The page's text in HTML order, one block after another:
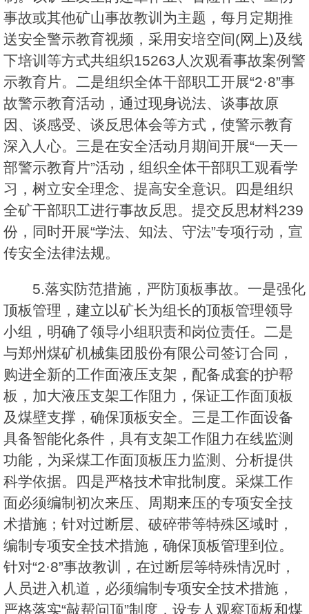
事故或其他矿山事故教训为主题，每月定期推
送安全警示教育视频，采用安培空间(网上)及线
下培训等方式共组织15263人次观看事故案例警
示教育片。二是组织全体干部职工开展“2·8”事
故警示教育活动，通过现身说法、谈事故原
因、谈感受、谈反思体会等方式，使警示教育
深入人心。三是在安全活动月期间开展“一天一
部警示教育片”活动，组织全体干部职工观看学
习，树立安全理念、提高安全意识。四是组织
全矿干部职工进行事故反思。提交反思材料239
份，同时开展“学法、知法、守法”专项行动，宣
传安全法律法规。
5.落实防范措施，严防顶板事故。一是强化
顶板管理，建立以矿长为组长的顶板管理领导
小组，明确了领导小组职责和岗位责任。二是
与郑州煤矿机械集团股份有限公司签订合同，
购进全新的工作面液压支架，配备成套的护帮
板，加大液压支架工作阻力，保证工作面顶板
及煤壁支撑，确保顶板安全。三是工作面设备
具备智能化条件，具有支架工作阻力在线监测
功能，为采煤工作面顶板压力监测、分析提供
科学依据。四是严格技术审批制度。采煤工作
面必须编制初次来压、周期来压的专项安全技
术措施；针对过断层、破碎带等特殊区域时，
编制专项安全技术措施，确保顶板管理到位。
针对“2·8”事故教训，在过断层等特殊情况时，
人员进入机道，必须编制专项安全技术措施，
严格落实“敲帮问顶”制度，设专人观察顶板和煤